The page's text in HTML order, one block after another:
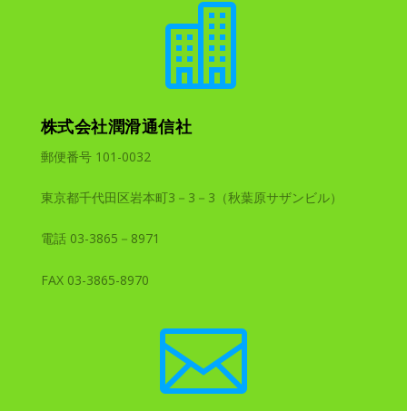

株式会社潤滑通信社
郵便番号 101-0032
東京都千代田区岩本町3－3－3（秋葉原サザンビル）
電話 03-3865－8971
FAX 03-3865-8970
